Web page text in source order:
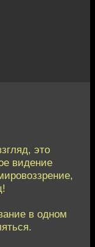
это
видение
в одном